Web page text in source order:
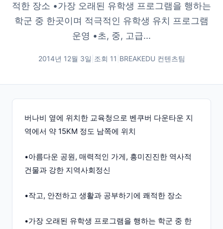
적한 장소 •가장 오래된 유학생 프로그램을 행하는
학군 중 한곳이며 적극적인 유학생 유치 프로그램
운영 •초, 중, 고급...
2014년 12월 3일 조회 11 BREAKEDU 컨텐츠팀
버나비 옆에 위치한 교육청으로 벤쿠버 다운타운 지
역에서 약 15KM 정도 남쪽에 위치
•아름다운 공원, 매력적인 가게, 흥미진진한 역사적
건물과 강한 지역사회정신
•작고, 안전하고 생활과 공부하기에 쾌적한 장소
•가장 오래된 유학생 프로그램을 행하는 학군 중 한